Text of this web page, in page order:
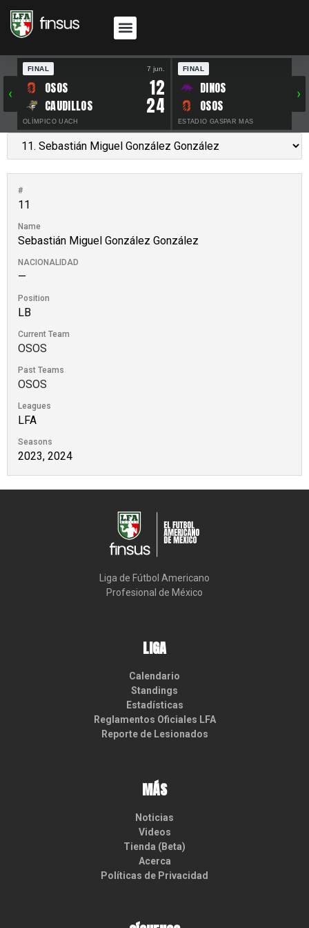
‹
FINAL 7 jun.
OSOS 12
CAUDILLOS 24
OLÍMPICO UACH
FINAL
DINOS
OSOS
ESTADIO GASPAR MAS
›
#
11
Name
Sebastián Miguel González González
NACIONALIDAD
—
Position
LB
Current Team
OSOS
Past Teams
OSOS
Leagues
LFA
Seasons
2023, 2024
Liga de Fútbol Americano
Profesional de México
LIGA
Calendario
Standings
Estadísticas
Reglamentos Oficiales LFA
Reporte de Lesionados
MÁS
Noticias
Videos
Tienda (Beta)
Acerca
Políticas de Privacidad